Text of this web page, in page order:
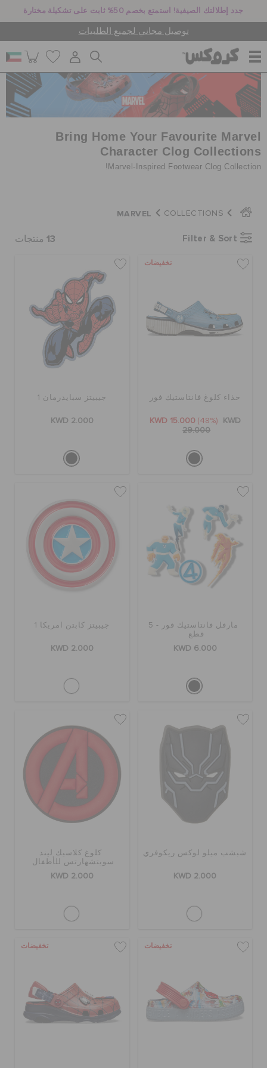
جدد إطلالتك الصيفية! استمتع بخصم 50% ثابت على تشكيلة مختارة
توصيل مجاني لجميع الطلبيات
للنساء
للرجال
جيبيتز تشارمز
كروكس لمكان العمل
قائمة الامنيات
تحديد موقع المتجر
الطلبيات المرتجعة
خدمة العملاء
Bring Home Your Favourite Marvel
Character Clog Collections
Marvel-Inspired Footwear Clog Collection!
COLLECTIONS
MARVEL
Filter & Sort
13 منتجات
تخفيضات
حذاء كلوغ فانتاستيك فور
KWD 15.000 (48%)
KWD
29.000
جيبيتز سبايدرمان 1
KWD 2.000
مارفل فانتاستيك فور - 5
قطع
KWD 6.000
جيبيتز كابتن امريكا 1
KWD 2.000
شبشب ميلو لوكس ريكوفري
KWD 2.000
كلوغ كلاسيك ليند
سويتشهارتس للأطفال
KWD 2.000
تخفيضات تخفيضات